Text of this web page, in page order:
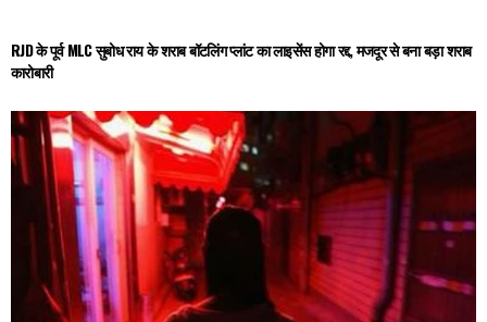
RJD के पूर्व MLC सुबोध राय के शराब बॉटलिंग प्लांट का लाइसेंस होगा रद्द, मजदूर से बना बड़ा शराब
कारोबारी